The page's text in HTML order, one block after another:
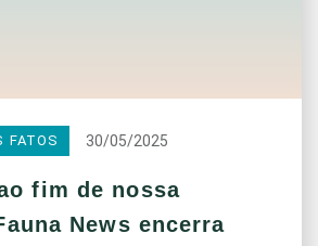
FATOS 30/05/2025
fim de nossa
News encerra